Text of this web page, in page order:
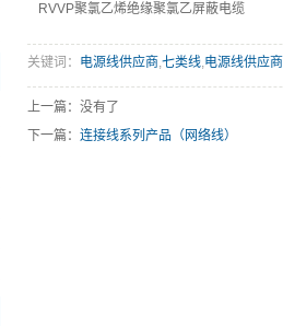
RVVP聚氯乙烯绝缘聚氯乙屏蔽电缆
关键词： 电源线供应商,七类线,电源线供应商
上一篇：没有了
下一篇： 连接线系列产品（网络线）